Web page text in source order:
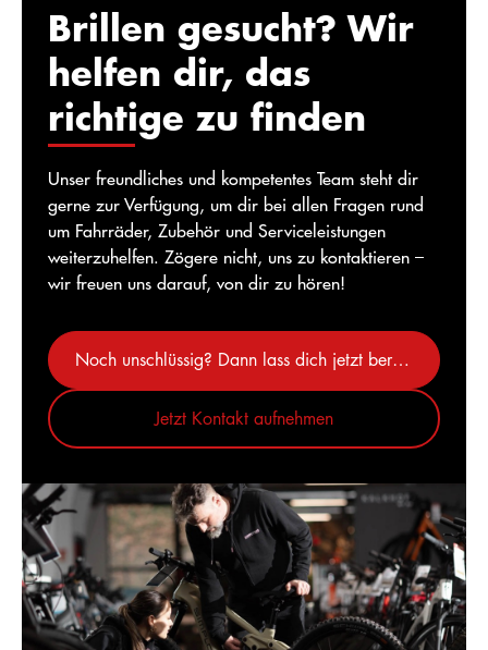
Brillen gesucht? Wir
helfen dir, das
richtige zu finden
Unser freundliches und kompetentes Team steht dir
gerne zur Verfügung, um dir bei allen Fragen rund
um Fahrräder, Zubehör und Serviceleistungen
weiterzuhelfen. Zögere nicht, uns zu kontaktieren –
wir freuen uns darauf, von dir zu hören!
Noch unschlüssig? Dann lass dich jetzt beraten
Jetzt Kontakt aufnehmen